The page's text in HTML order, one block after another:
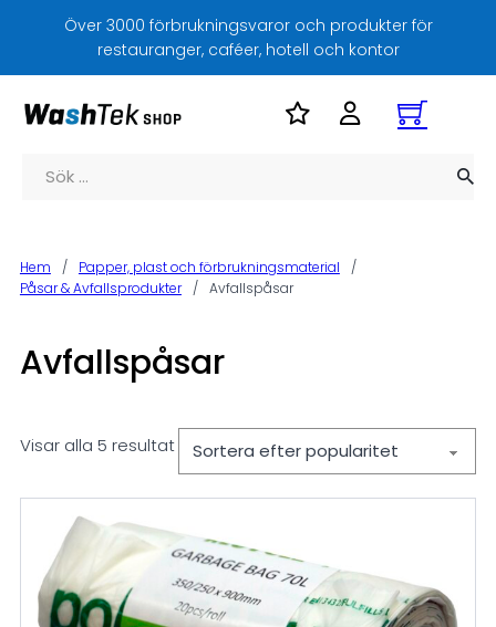
Över 3000 förbrukningsvaror och produkter för
restauranger, caféer, hotell och kontor
Sök
Hem / Papper, plast och förbrukningsmaterial
/
Påsar & Avfallsprodukter
/ Avfallspåsar
Avfallspåsar
Visar alla 5 resultat